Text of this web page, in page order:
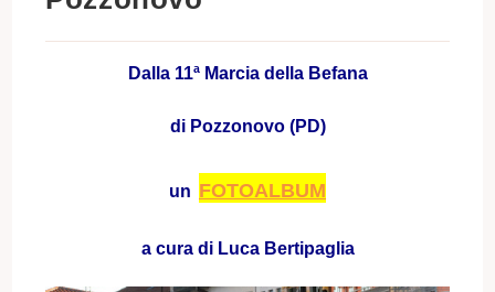
Dalla 11ª Marcia della Befana
di Pozzonovo (PD)
un FOTOALBUM
a cura di Luca Bertipaglia